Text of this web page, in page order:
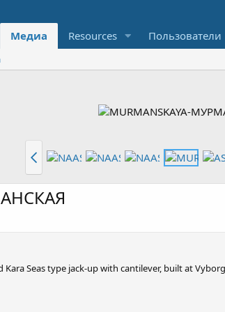
Медиа Resources Пользователи
Seas type jack-up with cantilever, built at